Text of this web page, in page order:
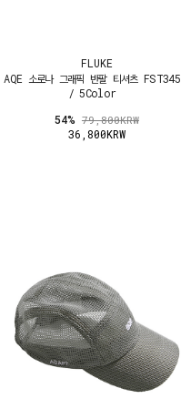
FLUKE
AQE 소로나 그래픽 반팔 티셔츠 FST345
/ 5Color
54% 79,800KRW
36,800KRW